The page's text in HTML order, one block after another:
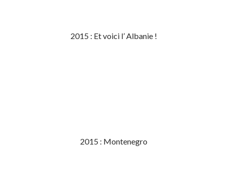
2015 : Et voici l’ Albanie !
2015 : Montenegro